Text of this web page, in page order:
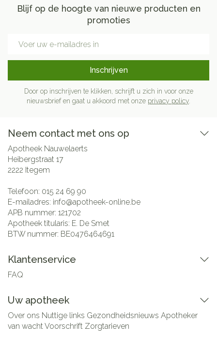
Blijf op de hoogte van nieuwe producten en
promoties
Inschrijven
Door op inschrijven te klikken, schrijft u zich in voor onze
nieuwsbrief en gaat u akkoord met onze privacy policy
Neem contact met ons op
Apotheek Nauwelaerts
Heibergstraat 17
2222 Itegem
Telefoon: 015 24 69 90
E-mailadres: info@apotheek-online.be
APB nummer: 121702
Apotheek titularis: E. De Smet
BTW nummer: BE0476464691
Klantenservice
FAQ
Uw apotheek
Over ons Nuttige links Gezondheidsnieuws Apotheker
van wachtVoorschrift Zorgtarieven